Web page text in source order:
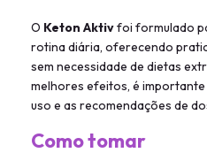
O Keton Aktivfoi formulado
rotina diária, oferecendo
sem necessidade de dietas
melhores efeitos, é
uso e as recomendações de
Como tomar